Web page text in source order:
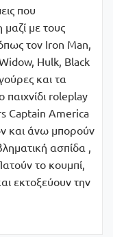
που
με τους
τον Iron Man,
Hulk, Black
και τα
roleplay
Captain America
και άνω μπορούν
ασπίδα ,
το κουμπί,
εκτοξεύουν την